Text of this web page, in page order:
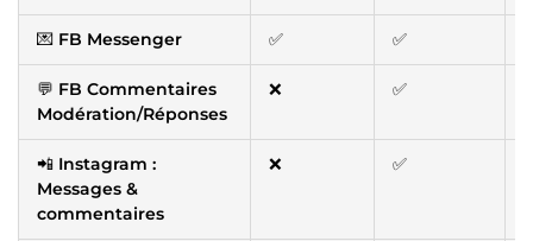
💌 FB Messenger ✅ ✅
💬 FB Commentaires
Modération/Réponses
❌ ✅
📲 Instagram :
Messages &
commentaires
❌ ✅